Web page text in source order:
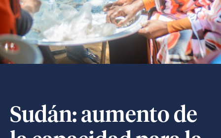
Sudán: aumento de